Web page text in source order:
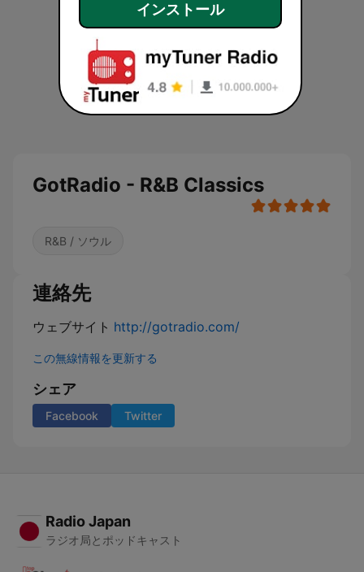
GotRadio - R&B Classics
R&B / ソウル
連絡先
ウェブサイト http://gotradio.com/
この無線情報を更新する
シェア
Facebook Twitter
Radio Japan
ラジオ局とポッドキャスト
インストール